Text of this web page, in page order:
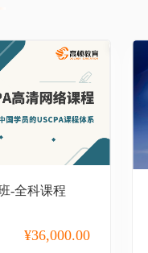
-全科课程
¥36,000.00